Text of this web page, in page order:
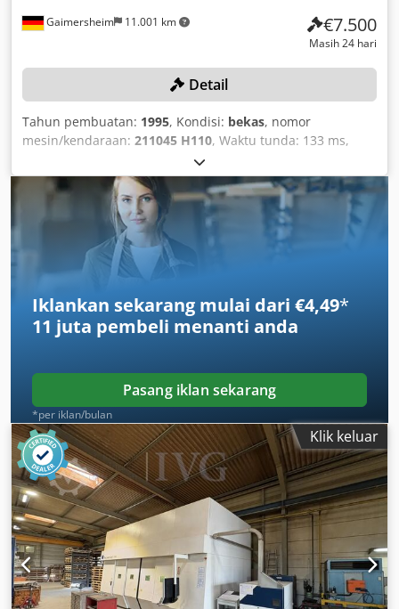
Gaimersheim 11.001 km €7.500
Masih 24 hari
Detail
Tahun pembuatan: 1995, Kondisi: bekas, nomor
mesin/kendaraan: 211045 H110, Waktu tunda: 133 ms,
gaya tekan: 2.500 kN, unit kontrol, pengoperasian dengan
kedua tangan, sensor cahaya tambahan, lemari kontrol
terpisah, 1 meja kerja dengan penjepit dua rahang Garant
yang terpasang, tempat penyimpanan. Dedpjzqzcrefx
Iklankan sekarang mulai dari €4,49*
11 juta pembeli menanti anda
Pasang iklan sekarang
*per iklan/bulan
Klik keluar